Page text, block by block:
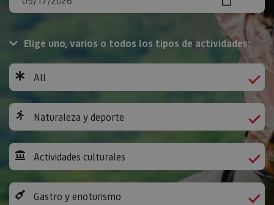
Elige uno, varios o todos los tipos de actividades:
All
Naturaleza y deporte
Actividades culturales
Gastro y enoturismo